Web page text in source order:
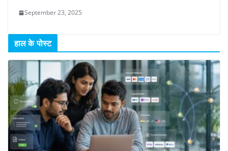
September 23, 2025
हाल के पोस्ट